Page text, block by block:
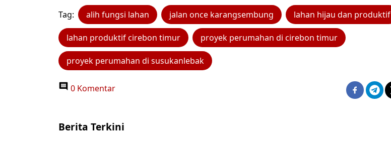
Tag: alih fungsi lahan jalan once karangsembung lahan hijau dan produktif
lahan produktif cirebon timur proyek perumahan di cirebon timur
proyek perumahan di susukanlebak
0 Komentar
Berita Terkini